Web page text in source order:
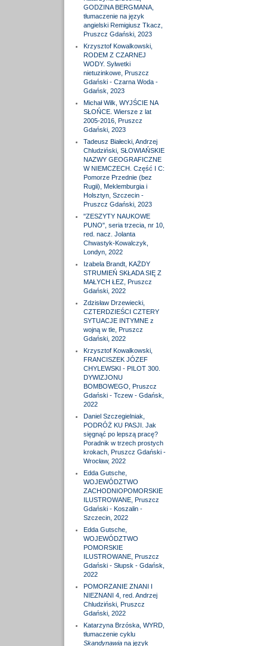
GODZINA BERGMANA,
tłumaczenie na język
angielski Remigiusz Tkacz,
Pruszcz Gdański, 2023
Krzysztof Kowalkowski,
RODEM Z CZARNEJ
WODY. Sylwetki
nietuzinkowe, Pruszcz
Gdański - Czarna Woda -
Gdańsk, 2023
Michał Wilk, WYJŚCIE NA
SŁOŃCE. Wiersze z lat
2005-2016, Pruszcz
Gdański, 2023
Tadeusz Białecki, Andrzej
Chludziński, SŁOWIAŃSKIE
NAZWY GEOGRAFICZNE
W NIEMCZECH. Część I C:
Pomorze Przednie (bez
Rugii), Meklemburgia i
Holsztyn, Szczecin -
Pruszcz Gdański, 2023
"ZESZYTY NAUKOWE
PUNO", seria trzecia, nr 10,
red. nacz. Jolanta
Chwastyk-Kowalczyk,
Londyn, 2022
Izabela Brandt, KAŻDY
STRUMIEŃ SKŁADA SIĘ Z
MAŁYCH ŁEZ, Pruszcz
Gdański, 2022
Zdzisław Drzewiecki,
CZTERDZIEŚCI CZTERY
SYTUACJE INTYMNE z
wojną w tle, Pruszcz
Gdański, 2022
Krzysztof Kowalkowski,
FRANCISZEK JÓZEF
CHYLEWSKI - PILOT 300.
DYWIZJONU
BOMBOWEGO, Pruszcz
Gdański - Tczew - Gdańsk,
2022
Daniel Szczegielniak,
PODRÓŻ KU PASJI. Jak
sięgnąć po lepszą pracę?
Poradnik w trzech prostych
krokach, Pruszcz Gdański -
Wrocław, 2022
Edda Gutsche,
WOJEWÓDZTWO
ZACHODNIOPOMORSKIE
ILUSTROWANE, Pruszcz
Gdański - Koszalin -
Szczecin, 2022
Edda Gutsche,
WOJEWÓDZTWO
POMORSKIE
ILUSTROWANE, Pruszcz
Gdański - Słupsk - Gdańsk,
2022
POMORZANIE ZNANI I
NIEZNANI 4, red. Andrzej
Chludziński, Pruszcz
Gdański, 2022
Katarzyna Brzóska, WYRD,
tłumaczenie cyklu
Skandynawiana język